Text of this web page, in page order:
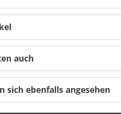
auch
sich ebenfalls angesehen